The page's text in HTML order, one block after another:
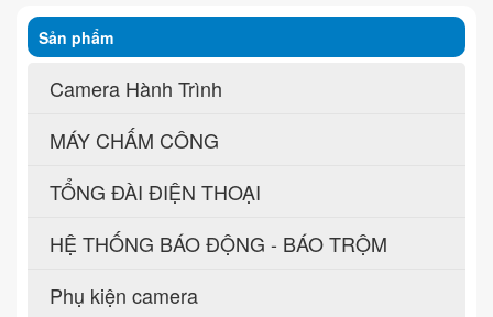
Sản phẩm
Camera Hành Trình
MÁY CHẤM CÔNG
TỔNG ĐÀI ĐIỆN THOẠI
HỆ THỐNG BÁO ĐỘNG - BÁO TRỘM
Phụ kiện camera